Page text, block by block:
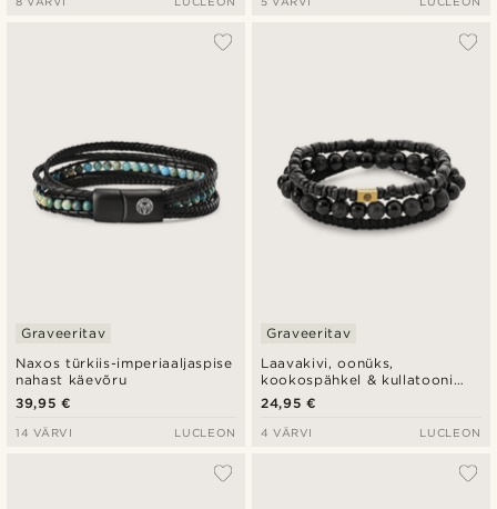
Naxos türkiis-imperiaaljaspise
nahast käevõru
Graveeritav
39,95 €
14 VÄRVI LUCLEON
Laavakivi, oonüks,
kookospähkel & kullatooni
teras käevõru komplekt
Graveeritav
24,95 €
4 VÄRVI LUCLEON